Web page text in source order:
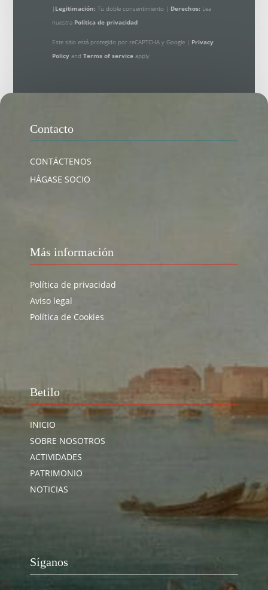
| Legitimación: Tu doble consentimiento | Derechos: Lea
nuestra Política de privacidad
Este sitio está protegido por reCAPTCHA y Google | Privacy
Policy and Terms of serviceapply
Contacto
CONTÁCTENOS
HÁGASE SOCIO
Más información
Política de privacidad
Aviso legal
Política de Cookies
Betilo
INICIO
SOBRE NOSOTROS
ACTIVIDADES
PATRIMONIO
NOTICIAS
Síganos